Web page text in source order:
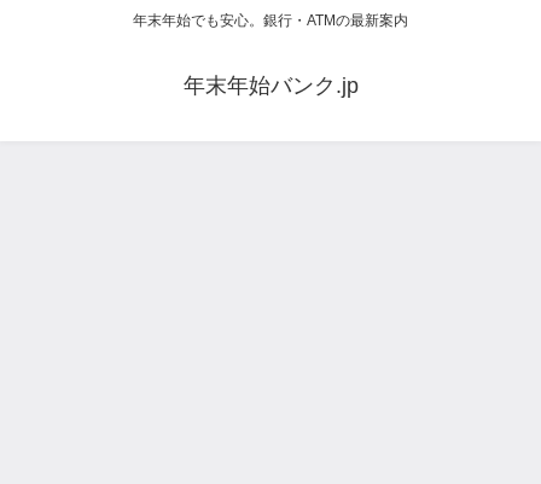
年末年始でも安心。銀行・ATMの最新案内
年末年始バンク.jp